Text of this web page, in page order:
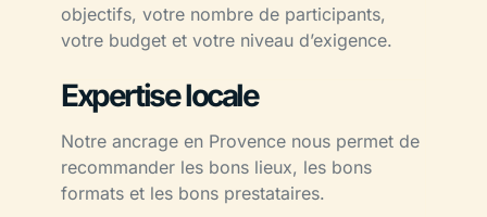
objectifs, votre nombre de participants,
votre budget et votre niveau d’exigence.
Expertise locale
Notre ancrage en Provence nous permet de
recommander les bons lieux, les bons
formats et les bons prestataires.